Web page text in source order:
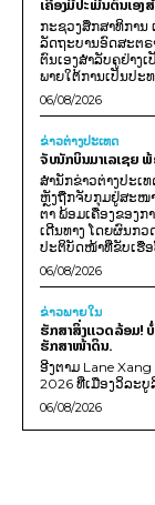
ເຄື່ອງມືປະເມີນຕົນເອ
ກະຊວງສຶກສາທິກາ
ລັດຖະບານອົດສະຕຣ
ຕົນເອງສຳລັບຄູຢ່າງ
ພາຍໃຕ້ການເປັນປະ
06/08/2026
ຂ່າວຕ່າງປະເທດ
ຈັບນັກບິນມາເລເຊຍ ພ້
ສຳນັກຂ່າວຕ່າງປະເ
ຫຼັງຖືກຈັບກຸມຢູ່ສະໜາ
ຕາ ພ້ອມເຄື່ອງຂອງກ
ເດີນທາງ ໂດຍຜົນກ
ປະຕິບັດໜ້າທີ່ຂັບເຮືອ
06/08/2026
ຂ່າວພາຍ​ໃນ
ຮັກສາສິ່ງແວດລ້ອມ!
ຮັກສາໜ້າດິນ.
ອີງຕາມ Lane
2026 ທີ່ເມືອງວິລະ
06/08/2026